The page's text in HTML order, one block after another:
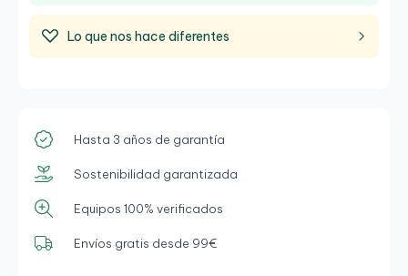
Lo que nos hace diferentes
Hasta 3 años de garantía
Sostenibilidad garantizada
Equipos 100% verificados
Envíos gratis desde 99€